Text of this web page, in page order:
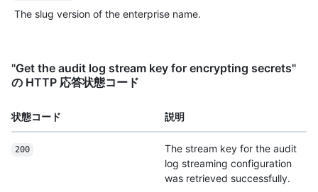
The slug version of the enterprise name.
"Get the audit log stream key for encrypting secrets"
の HTTP 応答状態コード
状態コード 説明
200
The stream key for the audit
log streaming configuration
was retrieved successfully.